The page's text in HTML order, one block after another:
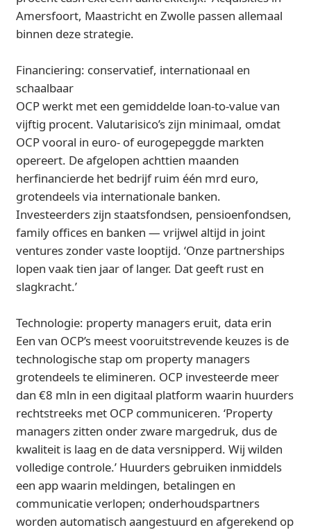
Amersfoort, Maastricht en Zwolle passen allemaal
binnen deze strategie.
Financiering: conservatief, internationaal en
schaalbaar
OCP werkt met een gemiddelde loan-to-value van
vijftig procent. Valutarisico’s zijn minimaal, omdat
OCP vooral in euro- of eurogepeggde markten
opereert. De afgelopen achttien maanden
herfinancierde het bedrijf ruim één mrd euro,
grotendeels via internationale banken.
Investeerders zijn staatsfondsen, pensioenfondsen,
family offices en banken — vrijwel altijd in joint
ventures zonder vaste looptijd. ‘Onze partnerships
lopen vaak tien jaar of langer. Dat geeft rust en
slagkracht.’
Technologie: property managers eruit, data erin
Een van OCP’s meest vooruitstrevende keuzes is de
technologische stap om property managers
grotendeels te elimineren. OCP investeerde meer
dan €8 mln in een digitaal platform waarin huurders
rechtstreeks met OCP communiceren. ‘Property
managers zitten onder zware margedruk, dus de
kwaliteit is laag en de data versnipperd. Wij wilden
volledige controle.’ Huurders gebruiken inmiddels
een app waarin meldingen, betalingen en
communicatie verlopen; onderhoudspartners
worden automatisch aangestuurd en afgerekend op